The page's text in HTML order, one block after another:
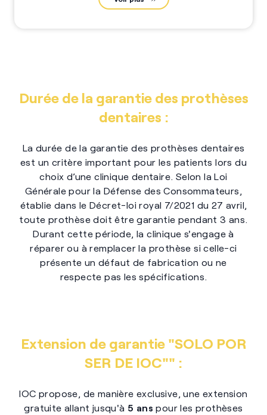
Durée de la garantie des prothèses
dentaires :
La durée de la garantie des prothèses dentaires
est un critère important pour les patients lors du
choix d’une clinique dentaire. Selon la Loi
Générale pour la Défense des Consommateurs,
établie dans le Décret-loi royal 7/2021 du 27 avril,
toute prothèse doit être garantie pendant 3 ans.
Durant cette période, la clinique s'engage à
réparer ou à remplacer la prothèse si celle-ci
présente un défaut de fabrication ou ne
respecte pas les spécifications.
Extension de garantie "SOLO POR
SER DE IOC"" :
IOC propose, de manière exclusive, une extension
gratuite allant jusqu'à 5 ans pour les prothèses